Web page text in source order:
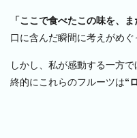
「ここで食べたこの味を、
口に含んだ瞬間に考えがめぐ
しかし、私が感動する一方
終的にこれらのフルーツは“